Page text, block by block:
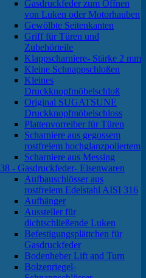
Gasdruckfeder zum Öffnen
von Luken oder Motorhauben
Gewölbte Seitenkanten
Griff für Türen und
Zubehörteile
Klappscharniere- Stärke 2 mm
Kleine Schnappschloßen
Kleines
Druckknopfmöbelschloß
Original SUGATSUNE
Druckknopfmöbelschloss
Plattenvorreiber für Türen
Scharniere aus gegossem
rostfreiem hochglanzpoliertem
Scharniere aus Messing
38 - Gasdruckfeder- Eisenwaren
Aufbauschlösser aus
rostfreiem Edelstahl AISI 316
Aufhänger
Aussteller für
dichtschließende Luken
Befestigungsplättchen für
Gasdruckfeder
Bodenheber Lift and Turn
Bolzenriegel-